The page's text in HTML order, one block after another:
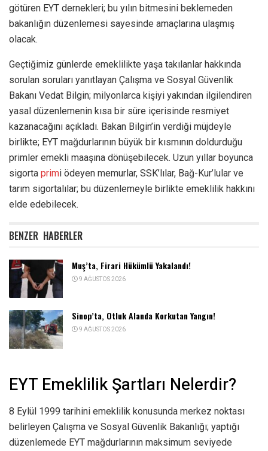
götüren EYT dernekleri; bu yılın bitmesini beklemeden
bakanlığın düzenlemesi sayesinde amaçlarına ulaşmış
olacak.
Geçtiğimiz günlerde emeklilikte yaşa takılanlar hakkında
sorulan soruları yanıtlayan Çalışma ve Sosyal Güvenlik
Bakanı Vedat Bilgin; milyonlarca kişiyi yakından ilgilendiren
yasal düzenlemenin kısa bir süre içerisinde resmiyet
kazanacağını açıkladı. Bakan Bilgin’in verdiği müjdeyle
birlikte; EYT mağdurlarının büyük bir kısmının doldurduğu
primler emekli maaşına dönüşebilecek. Uzun yıllar boyunca
sigorta primi ödeyen memurlar, SSK’lılar, Bağ-Kur’lular ve
tarım sigortalılar; bu düzenlemeyle birlikte emeklilik hakkını
elde edebilecek.
BENZER HABERLER
Muş’ta, Firari Hükümlü Yakalandı!
9 AĞUSTOS 2026
Sinop’ta, Otluk Alanda Korkutan Yangın!
9 AĞUSTOS 2026
EYT Emeklilik Şartları Nelerdir?
8 Eylül 1999 tarihini emeklilik konusunda merkez noktası
belirleyen Çalışma ve Sosyal Güvenlik Bakanlığı; yaptığı
düzenlemede EYT mağdurlarının maksimum seviyede